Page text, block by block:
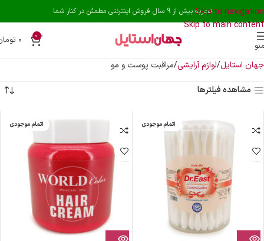
Skip to navigation
Skip to main content
تجربه بیش از 9 سال فروش اینترنتی مطمئن در کنار شما
0 ۰
جهان استایل لوازم آرایشی مراقبت پوست و مو
مشاهده فیلترها
اتمام موجودی اتمام موجودی